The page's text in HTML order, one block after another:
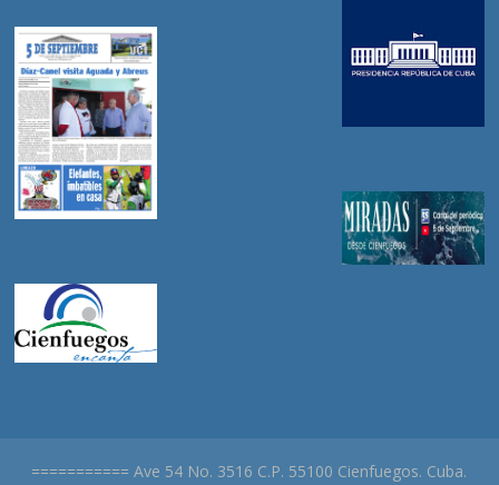
=========== Ave 54 No. 3516 C.P. 55100 Cienfuegos. Cuba.